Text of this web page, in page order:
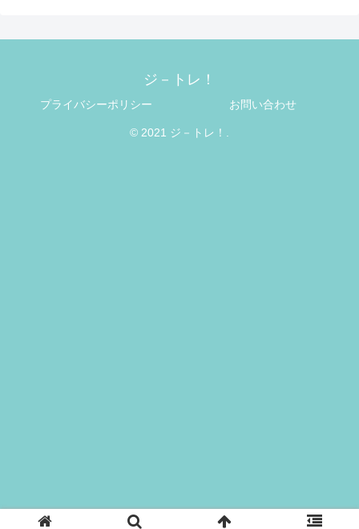
ジ－トレ！
プライバシーポリシー お問い合わせ
© 2021 ジ－トレ！.